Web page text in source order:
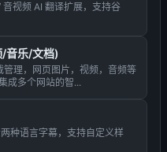
视频 AI 翻译扩展，支持谷
音乐/文档)
理，网页图片，视频，音频等
成多个网站的智...
种语言字幕，支持自定义样